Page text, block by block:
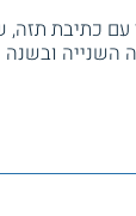
עם כתיבת תזה,
השנייה ובשנה